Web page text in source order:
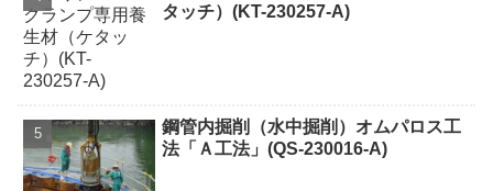
タッチ）(KT-230257-A)
鋼管内掘削（水中掘削）オムパロス工
法「Ａ工法」(QS-230016-A)